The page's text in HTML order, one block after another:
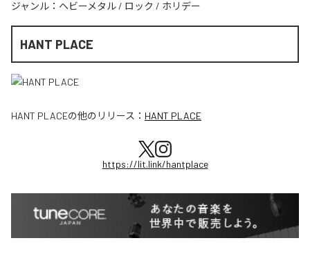
ジャンル： ヘビーメタル / ロック / ホリデー
HANT PLACE
HANT PLACEの他のリリース： HANT PLACE
https://lit.link/hantplace